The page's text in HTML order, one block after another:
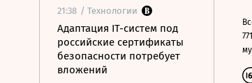
21:38 / Технологии
Адаптация IT-систем под
российские сертификаты
безопасности потребует
вложений